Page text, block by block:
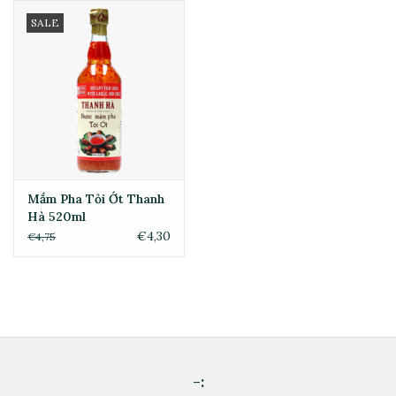
SALE
Mắm Pha Tỏi Ớt Thanh
Hà 520ml
€4,75 €4,30
-: